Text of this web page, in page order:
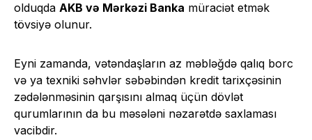
olduqda AKB və Mərkəzi Banka müraciət etmək
tövsiyə olunur.
Eyni zamanda, vətəndaşların az məbləğdə qalıq borc
və ya texniki səhvlər səbəbindən kredit tarixçəsinin
zədələnməsinin qarşısını almaq üçün dövlət
qurumlarının da bu məsələni nəzarətdə saxlaması
vacibdir.